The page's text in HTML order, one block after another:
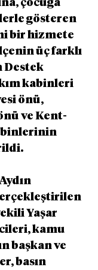
çocuğa
gösteren
bir hizmete
üç farklı
Destek
kabinleri
önü,
ve Kent-
Yaşar
kamu
başkan ve
basın